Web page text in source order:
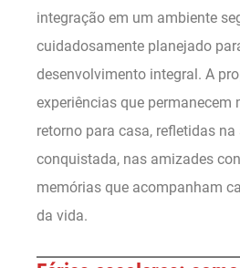
integração em um ambiente
cuidadosamente planejado
desenvolvimento integral. A
experiências que permanecem
retorno para casa, refletidas
conquistada, nas amizades
memórias que acompanham
da vida.